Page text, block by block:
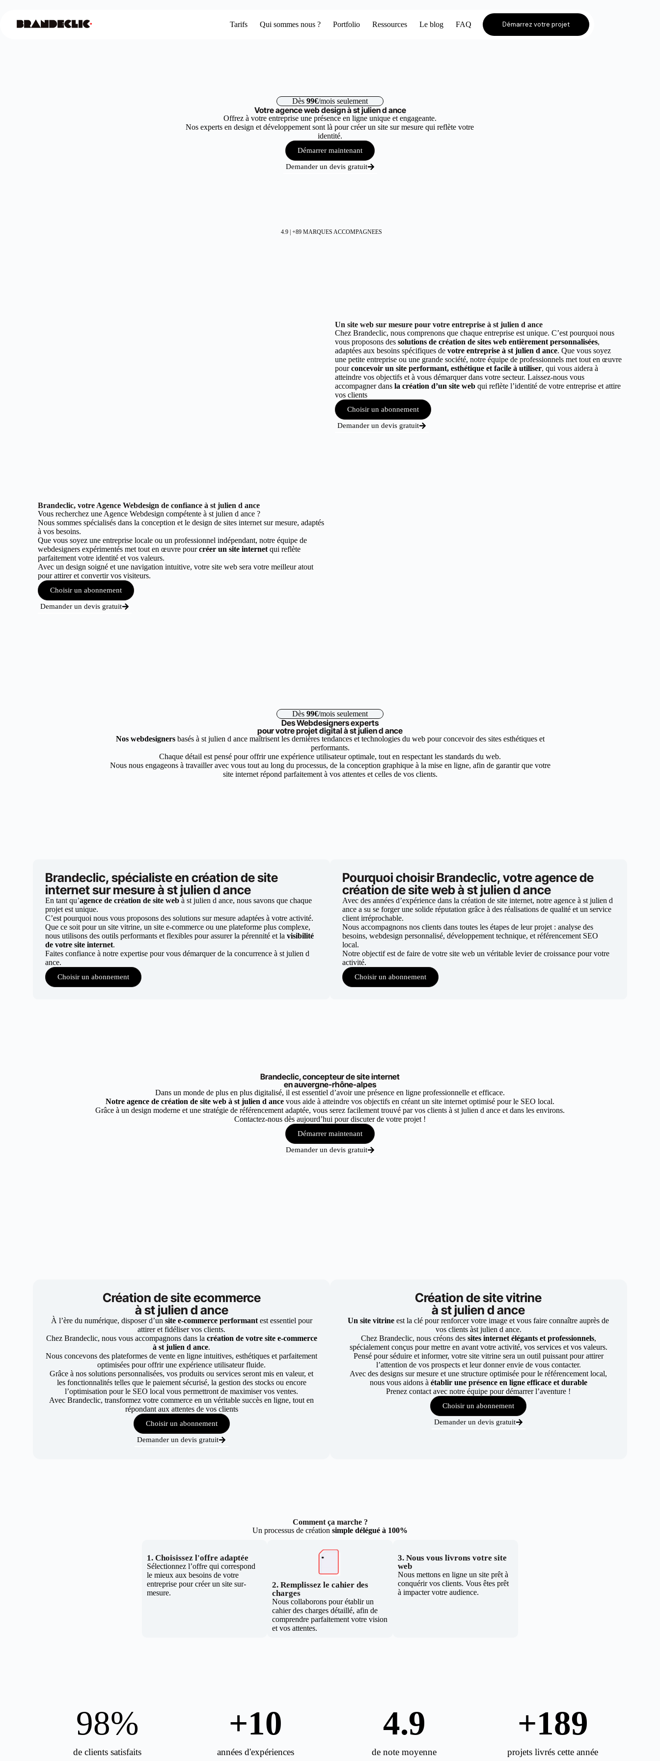
Tarifs Qui sommes nous ? Portfolio Ressources Le blog FAQ Démarrez votre projet
Dès 99€/mois seulement
Votre agence web design à st julien d ance
Offrez à votre entreprise une présence en ligne unique et engageante.
Nos experts en design et développement sont là pour créer un site sur mesure qui reflète votre
identité.
Démarrer maintenant
Demander un devis gratuit
4.9 | +89 MARQUES ACCOMPAGNEES
Un site web sur mesure pour votre entreprise à st julien d ance
Chez Brandeclic, nous comprenons que chaque entreprise est unique. C’est pourquoi nous
vous proposons des solutions de création de sites web entièrement personnalisées,
adaptées aux besoins spécifiques de votre entreprise à st julien d ance. Que vous soyez
une petite entreprise ou une grande société, notre équipe de professionnels met tout en œuvre
pourconcevoir un site performant, esthétique et facile à utiliser, qui vous aidera à
atteindre vos objectifs et à vous démarquer dans votre secteur. Laissez-nous vous
accompagner dans la création d’un site web qui reflète l’identité de votre entreprise et attire
vos clients
Choisir un abonnement
Demander un devis gratuit
Brandeclic, votre Agence Webdesign de confiance à st julien d ance
Vous recherchez une Agence Webdesign compétente à st julien d ance ?
Nous sommes spécialisés dans la conception et le design de sites internet sur mesure, adaptés
à vos besoins.
Que vous soyez une entreprise locale ou un professionnel indépendant, notre équipe de
webdesigners expérimentés met tout en œuvre pourcréer un site internetqui reflète
parfaitement votre identité et vos valeurs.
Avec un design soigné et une navigation intuitive, votre site web sera votre meilleur atout
pour attirer et convertir vos visiteurs.
Choisir un abonnement
Demander un devis gratuit
Dès 99€/mois seulement
Des Webdesigners experts
pour votre projet digital à st julien d ance
Nos webdesignersbasés à st julien d ance maîtrisent les dernières tendances et technologies du web pour concevoir des sites esthétiques et
performants.
Chaque détail est pensé pour offrir une expérience utilisateur optimale, tout en respectant les standards du web.
Nous nous engageons à travailler avec vous tout au long du processus, de la conception graphique à la mise en ligne, afin de garantir que votre
site internet répond parfaitement à vos attentes et celles de vos clients.
Brandeclic, spécialiste en création de site
internet sur mesure à st julien d ance
En tant qu’agence de création de site web à st julien d ance, nous savons que chaque
projet est unique.
C’est pourquoi nous vous proposons des solutions sur mesure adaptées à votre activité.
Que ce soit pour un site vitrine, un site e-commerce ou une plateforme plus complexe,
nous utilisons des outils performants et flexibles pour assurer la pérennité et lavisibilité
de votre site internet.
Faites confiance à notre expertise pour vous démarquer de la concurrence à st julien d
ance.
Choisir un abonnement
Pourquoi choisir Brandeclic, votre agence de
création de site web à st julien d ance
Avec des années d’expérience dans la création de site internet, notre agence à st julien d
ance a su se forger une solide réputation grâce à des réalisations de qualité et un service
client irréprochable.
Nous accompagnons nos clients dans toutes les étapes de leur projet : analyse des
besoins, webdesign personnalisé, développement technique, et référencement SEO
local.
Notre objectif est de faire de votre site web un véritable levier de croissance pour votre
activité.
Choisir un abonnement
Brandeclic, concepteur de site internet
en auvergne-rhône-alpes
Dans un monde de plus en plus digitalisé, il est essentiel d’avoir une présence en ligne professionnelle et efficace.
Notre agence de création de site web à st julien d ance vous aide à atteindre vos objectifs en créant un site internet optimisé pour le SEO local.
Grâce à un design moderne et une stratégie de référencement adaptée, vous serez facilement trouvé par vos clients à st julien d ance et dans les environs.
Contactez-nous dès aujourd’hui pour discuter de votre projet !
Démarrer maintenant
Demander un devis gratuit
Création de site ecommerce
à st julien d ance
À l’ère du numérique, disposer d’un site e-commerce performant est essentiel pour
attirer et fidéliser vos clients.
Chez Brandeclic, nous vous accompagnons dans la création de votre site e-commerce
à st julien d ance.
Nous concevons des plateformes de vente en ligne intuitives, esthétiques et parfaitement
optimisées pour offrir une expérience utilisateur fluide.
Grâce à nos solutions personnalisées, vos produits ou services seront mis en valeur, et
les fonctionnalités telles que le paiement sécurisé, la gestion des stocks ou encore
l’optimisation pour le SEO local vous permettront de maximiser vos ventes.
Avec Brandeclic, transformez votre commerce en un véritable succès en ligne, tout en
répondant aux attentes de vos clients
Choisir un abonnement
Demander un devis gratuit
Création de site vitrine
à st julien d ance
Un site vitrine est la clé pour renforcer votre image et vous faire connaître auprès de
vos clients àst julien d ance.
Chez Brandeclic, nous créons dessites internet élégants et professionnels,
spécialement conçus pour mettre en avant votre activité, vos services et vos valeurs.
Pensé pour séduire et informer, votre site vitrine sera un outil puissant pour attirer
l’attention de vos prospects et leur donner envie de vous contacter.
Avec des designs sur mesure et une structure optimisée pour le référencement local,
nous vous aidons à établir une présence en ligne efficace et durable
Prenez contact avec notre équipe pour démarrer l’aventure !
Choisir un abonnement
Demander un devis gratuit
Comment ça marche ?
Un processus de création simple délégué à 100%
1. Choisissez l'offre adaptée
Sélectionnez l’offre qui correspond
le mieux aux besoins de votre
entreprise pour créer un site sur-
mesure.
2. Remplissez le cahier des
charges
Nous collaborons pour établir un
cahier des charges détaillé, afin de
comprendre parfaitement votre vision
et vos attentes.
3. Nous vous livrons votre site
web
Nous mettons en ligne un site prêt à
conquérir vos clients. Vous êtes prêt
à impacter votre audience.
de clients satisfaits
98%
années d'expériences
+10
de note moyenne
4.9
projets livrés cette année
+189